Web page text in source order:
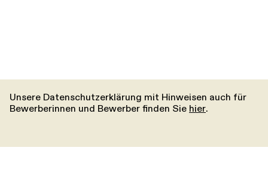
Unsere Datenschutzerklärung mit Hinweisen auch für
Bewerberinnen und Bewerber finden Sie hier.